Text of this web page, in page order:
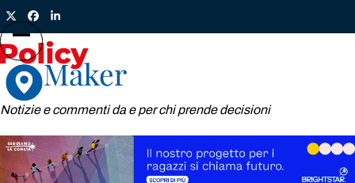
Skip
to
content
TwitterFacebook
LinkedIn
Notizie e commenti da e per chi prende decisioni
Open
mobile
menu
Close
mobile
menu